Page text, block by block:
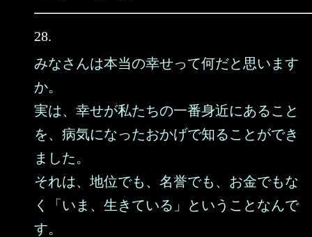
28.
みなさんは本当の幸せって何だと思います
か。
実は、幸せが私たちの一番身近にあること
を、病気になったおかげで知ることができ
ました。
それは、地位でも、名誉でも、お金でもな
く「いま、生きている」ということなんで
す。